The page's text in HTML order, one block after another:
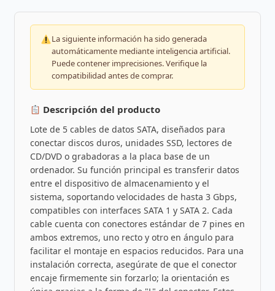
La siguiente información ha sido generada
automáticamente mediante inteligencia artificial.
Puede contener imprecisiones. Verifique la
compatibilidad antes de comprar.
Descripción del producto
Lote de 5 cables de datos SATA, diseñados para
conectar discos duros, unidades SSD, lectores de
CD/DVD o grabadoras a la placa base de un
ordenador. Su función principal es transferir datos
entre el dispositivo de almacenamiento y el
sistema, soportando velocidades de hasta 3 Gbps,
compatibles con interfaces SATA 1 y SATA 2. Cada
cable cuenta con conectores estándar de 7 pines en
ambos extremos, uno recto y otro en ángulo para
facilitar el montaje en espacios reducidos. Para una
instalación correcta, asegúrate de que el conector
encaje firmemente sin forzarlo; la orientación es